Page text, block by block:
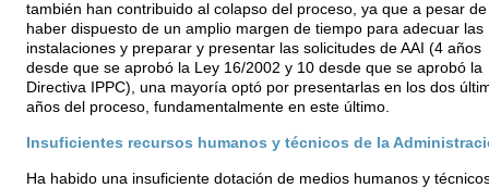
también han contribuido al colapso del proceso, ya que a pesar de
haber dispuesto de un amplio margen de tiempo para adecuar las
instalaciones y preparar y presentar las solicitudes de AAI (4 años
desde que se aprobó la Ley 16/2002 y 10 desde que se aprobó la
Directiva IPPC), una mayoría optó por presentarlas en los dos
años del proceso, fundamentalmente en este último.
Insuficientes recursos humanos y técnicos de la
Ha habido una insuficiente dotación de medios humanos y